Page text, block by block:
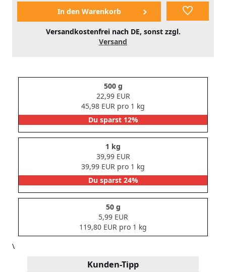
Versandkostenfrei nach DE, sonst zzgl.
Versand
500 g
22,99 EUR
45,98 EUR pro 1 kg
Du sparst 12%
1 kg
39,99 EUR
39,99 EUR pro 1 kg
Du sparst 24%
50 g
5,99 EUR
119,80 EUR pro 1 kg
\
Kunden-Tipp